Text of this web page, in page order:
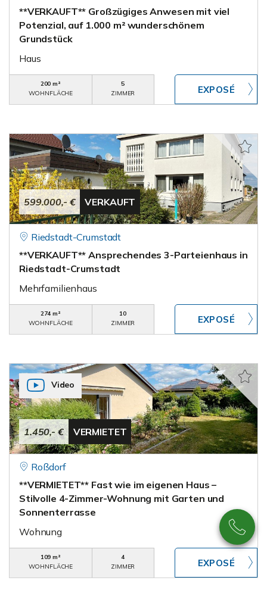
**VERKAUFT** Großzügiges Anwesen mit viel
Potenzial, auf 1.000 m² wunderschönem
Grundstück
Haus
200 m²
WOHNFLÄCHE
5
ZIMMER
599.000,- € VERKAUFT
Riedstadt-Crumstadt
**VERKAUFT** Ansprechendes 3-Parteienhaus in
Riedstadt-Crumstadt
Mehrfamilienhaus
274 m²
WOHNFLÄCHE
10
ZIMMER
1.450,- € VERMIETET
Video
Roßdorf
**VERMIETET** Fast wie im eigenen Haus –
Stilvolle 4-Zimmer-Wohnung mit Garten und
Sonnenterrasse
Wohnung
109 m²
WOHNFLÄCHE
4
ZIMMER